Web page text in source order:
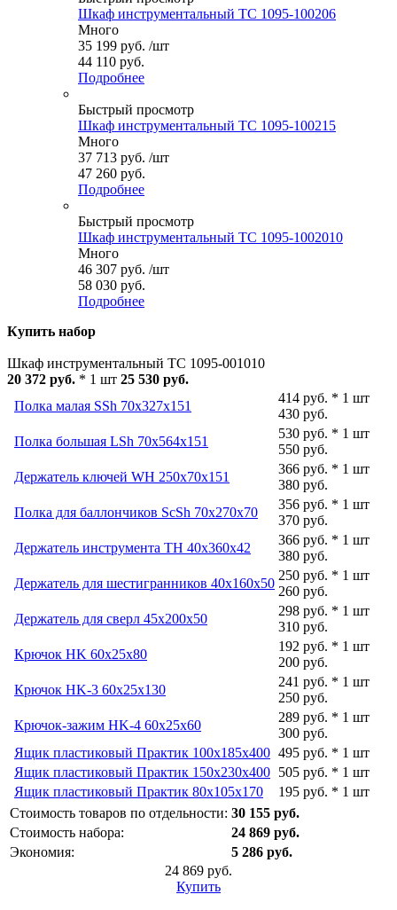
Шкаф инструментальный ТС 1095-100206
Много
35 199 руб. /шт
44 110 руб.
Подробнее
Быстрый просмотр
Шкаф инструментальный ТС 1095-100215
Много
37 713 руб. /шт
47 260 руб.
Подробнее
Быстрый просмотр
Шкаф инструментальный ТС 1095-1002010
Много
46 307 руб. /шт
58 030 руб.
Подробнее
Купить набор
Шкаф инструментальный ТС 1095-001010
20 372 руб. * 1 шт 25 530 руб.
Полка малая SSh 70x327x151
414 руб. * 1 шт
430 руб.
Полка большая LSh 70x564x151
530 руб. * 1 шт
550 руб.
Держатель ключей WH 250x70x151
366 руб. * 1 шт
380 руб.
Полка для баллончиков ScSh 70x270x70
356 руб. * 1 шт
370 руб.
Держатель инструмента TH 40x360x42
366 руб. * 1 шт
380 руб.
Держатель для шестигранников 40x160x50
250 руб. * 1 шт
260 руб.
Держатель для сверл 45x200x50
298 руб. * 1 шт
310 руб.
Крючок HK 60x25x80
192 руб. * 1 шт
200 руб.
Крючок HK-3 60x25x130
241 руб. * 1 шт
250 руб.
Крючок-зажим HK-4 60x25x60
289 руб. * 1 шт
300 руб.
Ящик пластиковый Практик 100x185x400 495 руб. * 1 шт
Ящик пластиковый Практик 150x230x400 505 руб. * 1 шт
Ящик пластиковый Практик 80x105x170
195 руб. * 1 шт
Стоимость товаров по отдельности: 30 155 руб.
Стоимость набора:
24 869 руб.
Экономия:
5 286 руб.
24 869 руб.
Купить